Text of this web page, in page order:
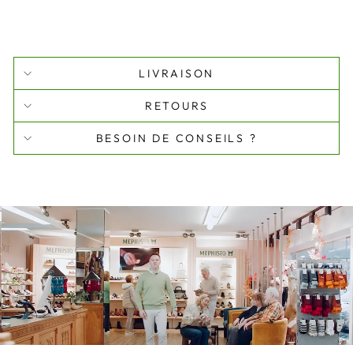
LIVRAISON
RETOURS
BESOIN DE CONSEILS ?